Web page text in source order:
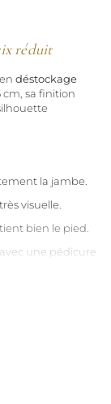
réduit
déstockage
cm, sa finition
la jambe.
visuelle.
bien le pied.
une pédicure